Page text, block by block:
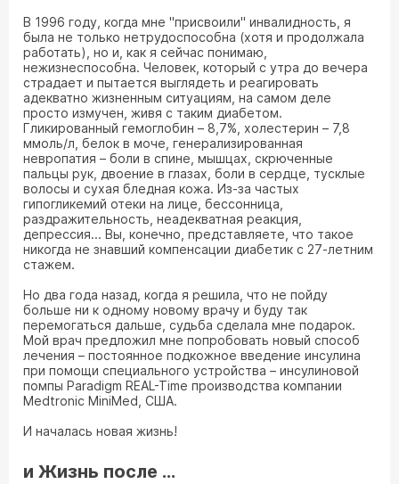
В 1996 году, когда мне "присвоили" инвалидность, я
была не только нетрудоспособна (хотя и продолжала
работать), но и, как я сейчас понимаю,
нежизнеспособна. Человек, который с утра до вечера
страдает и пытается выглядеть и реагировать
адекватно жизненным ситуациям, на самом деле
просто измучен, живя с таким диабетом.
Гликированный гемоглобин – 8,7%, холестерин – 7,8
ммоль/л, белок в моче, генерализированная
невропатия – боли в спине, мышцах, скрюченные
пальцы рук, двоение в глазах, боли в сердце, тусклые
волосы и сухая бледная кожа. Из-за частых
гипогликемий отеки на лице, бессонница,
раздражительность, неадекватная реакция,
депрессия... Вы, конечно, представляете, что такое
никогда не знавший компенсации диабетик с 27-летним
стажем.
Но два года назад, когда я решила, что не пойду
больше ни к одному новому врачу и буду так
перемогаться дальше, судьба сделала мне подарок.
Мой врач предложил мне попробовать новый способ
лечения – постоянное подкожное введение инсулина
при помощи специального устройства – инсулиновой
помпы Paradigm REAL-Time производства компании
Medtronic MiniMed, США.
И началась новая жизнь!
и Жизнь после ...